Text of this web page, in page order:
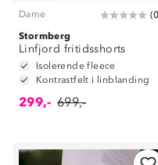
Dame (0
Stormberg
Linfjord fritidsshorts
Isolerende fleece
Kontrastfelt i linblanding
299,- 699,-